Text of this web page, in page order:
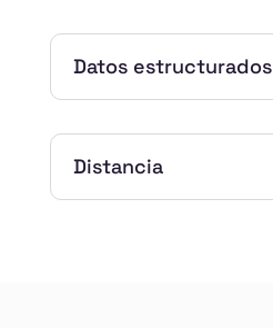
Datos estructurados
Distancia